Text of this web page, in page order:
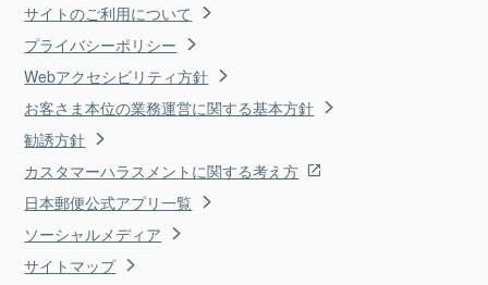
サイトのご利用について
プライバシーポリシー
Webアクセシビリティ方針
お客さま本位の業務運営に関する基本方針
勧誘方針
カスタマーハラスメントに関する考え方
日本郵便公式アプリ一覧
ソーシャルメディア
サイトマップ